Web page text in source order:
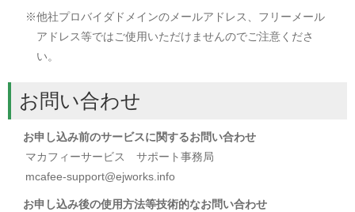
※他社プロバイダドメインのメールアドレス、フリーメール
アドレス等ではご使用いただけませんのでご注意くださ
い。
お問い合わせ
お申し込み前のサービスに関するお問い合わせ
マカフィーサービス サポート事務局
mcafee-support@ejworks.info
お申し込み後の使用方法等技術的なお問い合わせ